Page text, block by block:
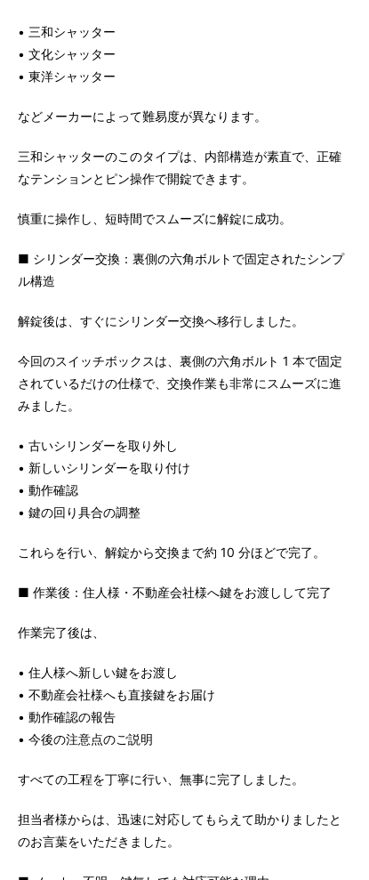
• 三和シャッター
• 文化シャッター
• 東洋シャッター
などメーカーによって難易度が異なります。
三和シャッターのこのタイプは、内部構造が素直で、正確
なテンションとピン操作で開錠できます。
慎重に操作し、短時間でスムーズに解錠に成功。
■ シリンダー交換：裏側の六角ボルトで固定されたシンプ
ル構造
解錠後は、すぐにシリンダー交換へ移行しました。
今回のスイッチボックスは、裏側の六角ボルト 1 本で固定
されているだけの仕様で、交換作業も非常にスムーズに進
みました。
• 古いシリンダーを取り外し
• 新しいシリンダーを取り付け
• 動作確認
• 鍵の回り具合の調整
これらを行い、解錠から交換まで約 10 分ほどで完了。
■ 作業後：住人様・不動産会社様へ鍵をお渡しして完了
作業完了後は、
• 住人様へ新しい鍵をお渡し
• 不動産会社様へも直接鍵をお届け
• 動作確認の報告
• 今後の注意点のご説明
すべての工程を丁寧に行い、無事に完了しました。
担当者様からは、迅速に対応してもらえて助かりましたと
のお言葉をいただきました。